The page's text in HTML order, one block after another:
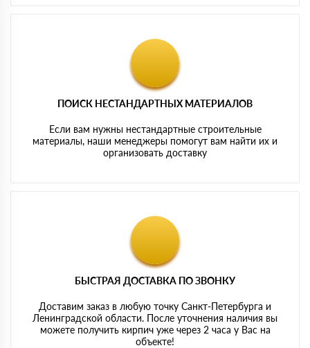
ПОИСК НЕСТАНДАРТНЫХ МАТЕРИАЛОВ
Если вам нужны нестандартные строительные
материалы, наши менеджеры помогут вам найти их и
организовать доставку
БЫСТРАЯ ДОСТАВКА ПО ЗВОНКУ
Доставим заказ в любую точку Санкт-Петербурга и
Ленинградской области. После уточнения наличия вы
можете получить кирпич уже через 2 часа у Вас на
объекте!